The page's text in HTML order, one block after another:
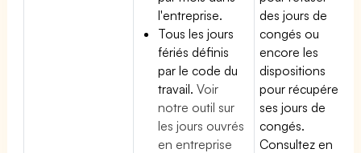
l'entreprise.
Tous les jours
fériés définis
par le code du
travail.Voir
notre outil sur
les jours ouvrés
en entreprise
des jours de
congés ou
encore les
dispositions
pour récupérer
ses jours de
congés.
Consultez en